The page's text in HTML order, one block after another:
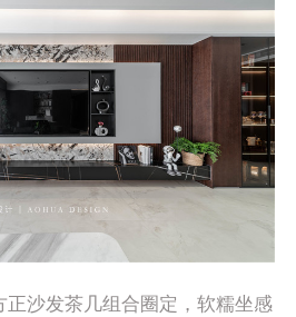
正沙发茶几组合圈定，软糯坐感